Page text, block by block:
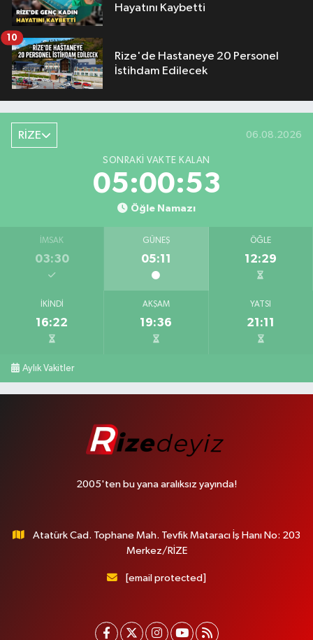
Hayatını Kaybetti
Rize'de Hastaneye 20 Personel
İstihdam Edilecek
10
RİZE 06.08.2026
SONRAKI VAKTE KALAN
05:00:52
Öğle Namazı
İMSAK
03:30
GÜNEŞ
05:11
ÖĞLE
12:29
İKINDI
16:22
AKŞAM
19:36
YATSI
21:11
Aylık Vakitler
2005'ten bu yana aralıksız yayında!
Atatürk Cad. Tophane Mah. Tevfik Mataracı İş Hanı No: 203
Merkez/RİZE
[email protected]